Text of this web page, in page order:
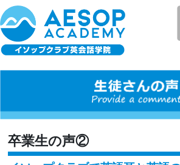
イソップクラブの特徴
クラスと料金
教室を探す
河内長野・南河内郡エリア
新着情報
卒業生の声②